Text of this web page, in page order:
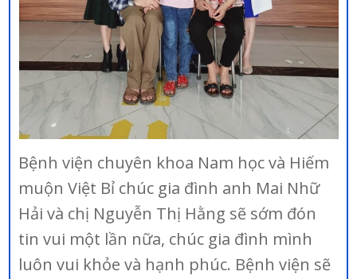
Bệnh viện chuyên khoa Nam học và Hiếm
muộn Việt Bỉ chúc gia đình anh Mai Nhữ
Hải và chị Nguyễn Thị Hằng sẽ sớm đón
tin vui một lần nữa, chúc gia đình mình
luôn vui khỏe và hạnh phúc. Bệnh viện sẽ